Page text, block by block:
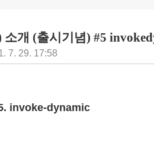
소개 (출시기념) #5
7. 29. 17:58
invoke-dynamic